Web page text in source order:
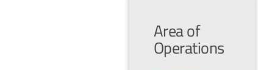
Area of
Operations